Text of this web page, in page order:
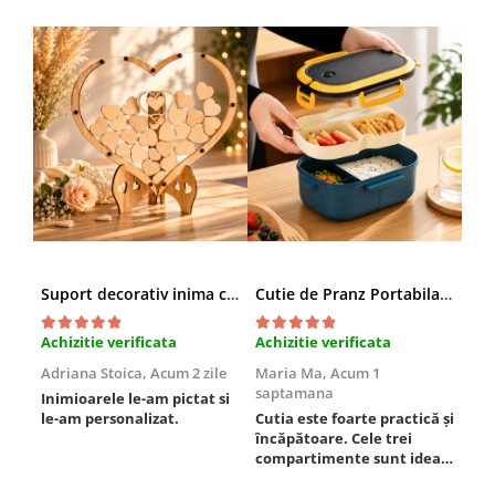
Suport decorativ inima cu mesaje, Cadou cu suflet
Achizitie verificata
Adriana Stoica, Acum 2 zile
Inimioarele le-am pictat si
le-am personalizat.
Cutie de Pranz Portabila cu Compartimente
Achizitie verificata
Maria Ma, Acum 1
saptamana
Cutia este foarte practică și
încăpătoare. Cele trei
compartimente sunt ideale